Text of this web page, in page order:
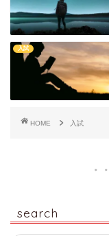
入試
HOME 入試
search